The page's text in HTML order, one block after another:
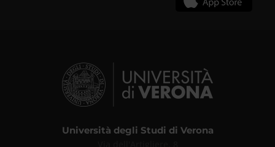
Università degli Studi di Verona